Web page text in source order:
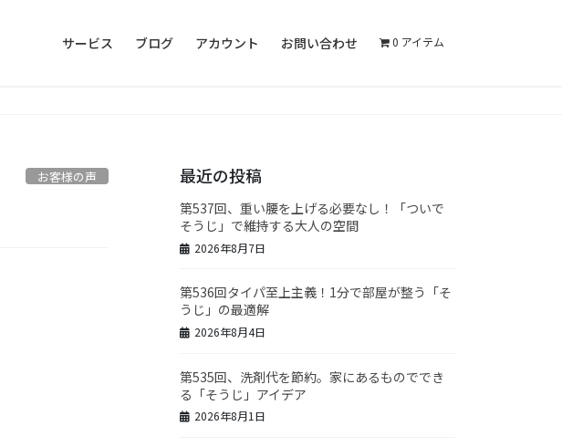
サービス ブログ アカウント お問い合わせ 0 アイテム
お客様の声 最近の投稿
第537回、重い腰を上げる必要なし！「ついで
そうじ」で維持する大人の空間
2026年8月7日
第536回タイパ至上主義！1分で部屋が整う「そ
うじ」の最適解
2026年8月4日
第535回、洗剤代を節約。家にあるものででき
る「そうじ」アイデア
2026年8月1日